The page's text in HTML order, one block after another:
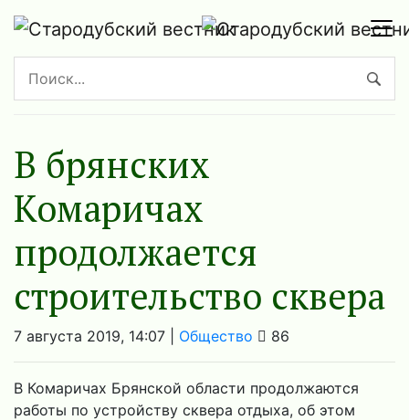
В брянских
Комаричах
продолжается
строительство сквера
7 августа 2019, 14:07 | Общество 86
В Комаричах Брянской области продолжаются
работы по устройству сквера отдыха, об этом